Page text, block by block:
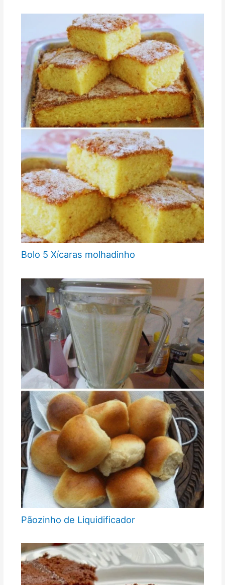
Bolo 5 Xícaras molhadinho
Pãozinho de Liquidificador